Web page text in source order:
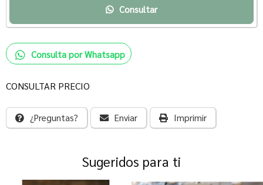
Consultar
Consulta por Whatsapp
CONSULTAR PRECIO
¿Preguntas? Enviar Imprimir
Sugeridos para ti